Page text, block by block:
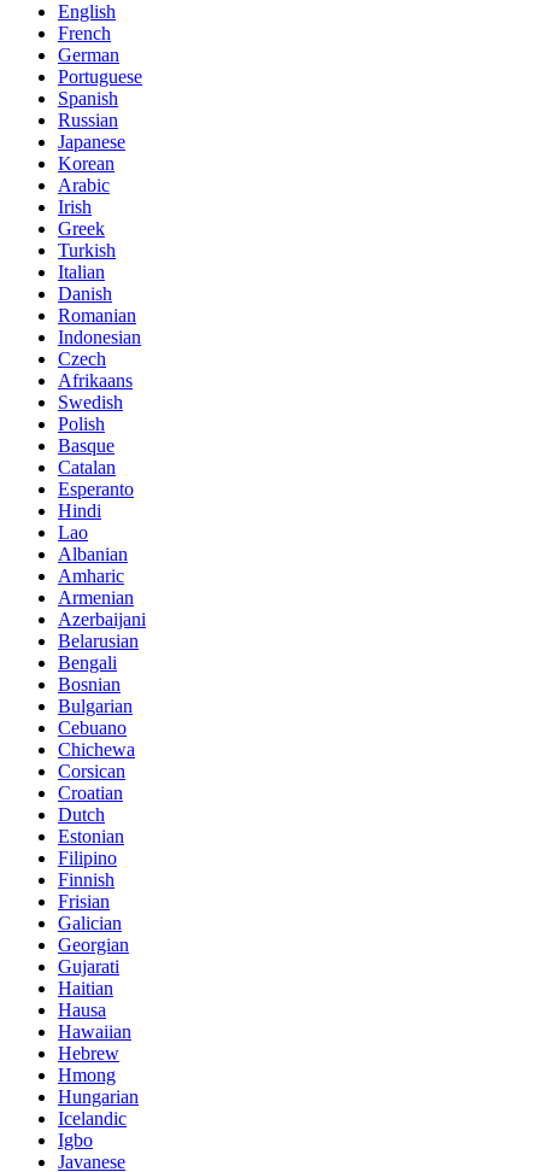
English
French
German
Portuguese
Spanish
Russian
Japanese
Korean
Arabic
Irish
Greek
Turkish
Italian
Danish
Romanian
Indonesian
Czech
Afrikaans
Swedish
Polish
Basque
Catalan
Esperanto
Hindi
Lao
Albanian
Amharic
Armenian
Azerbaijani
Belarusian
Bengali
Bosnian
Bulgarian
Cebuano
Chichewa
Corsican
Croatian
Dutch
Estonian
Filipino
Finnish
Frisian
Galician
Georgian
Gujarati
Haitian
Hausa
Hawaiian
Hebrew
Hmong
Hungarian
Icelandic
Igbo
Javanese